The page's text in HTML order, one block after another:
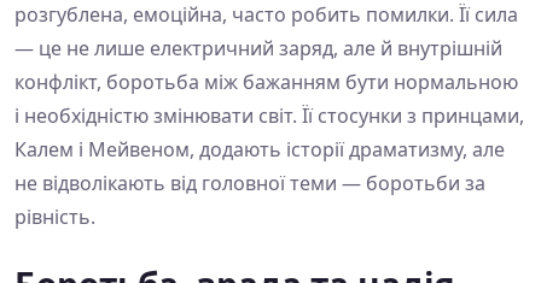
розгублена, емоційна, часто робить помилки. Її сила
— це не лише електричний заряд, але й внутрішній
конфлікт, боротьба між бажанням бути нормальною
і необхідністю змінювати світ. Її стосунки з принцами,
Калем і Мейвеном, додають історії драматизму, але
не відволікають від головної теми — боротьби за
рівність.